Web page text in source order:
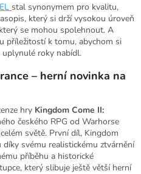
stal synonymem pro kvalitu,
který si drží vysokou úroveň
se mohou spolehnout. A
příležitostí k tomu, abychom si
uplynulé roky nabídl.
– herní novinka na
hry Kingdom Come II:
českého RPG od Warhorse
světě. První díl, Kingdom
svému realistickému ztvárnění
příběhu a historické
který slibuje ještě větší herní